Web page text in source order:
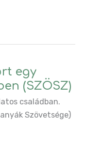
egy
(SZÖSZ)
családban.
Szövetsége)